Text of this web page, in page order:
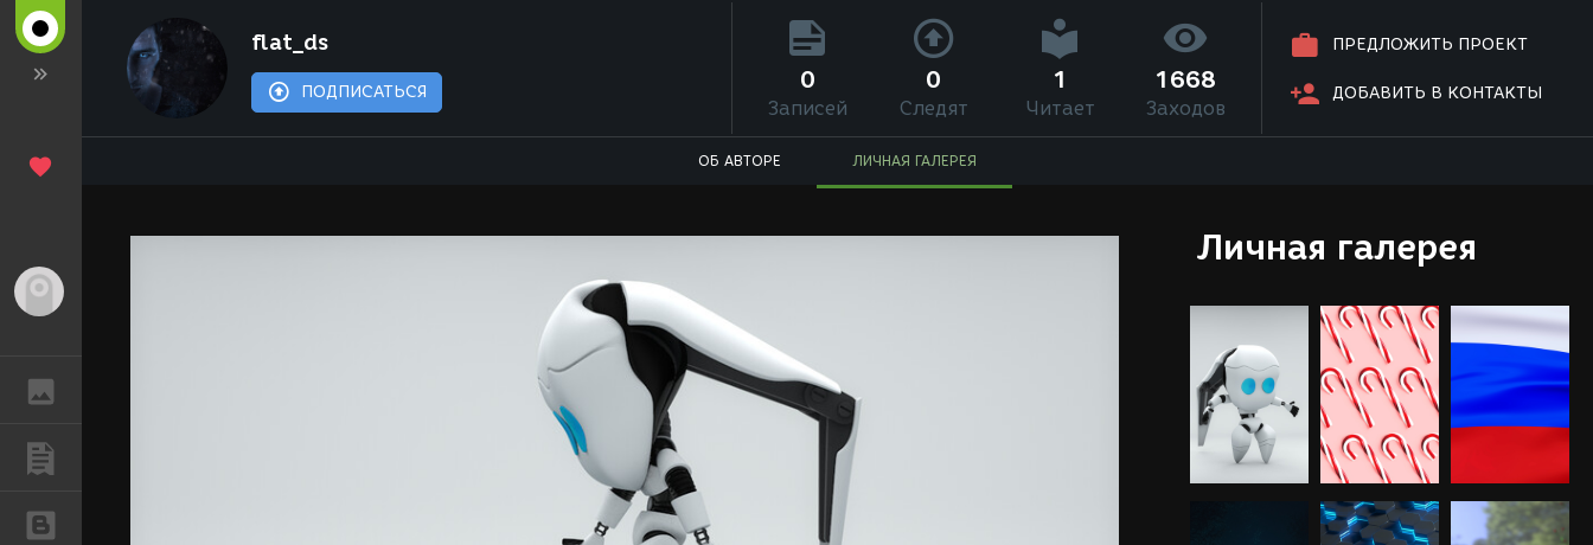
flat_ds
ПОДПИСАТЬСЯ
ПРЕДЛОЖИТЬ ПРОЕКТ
ДОБАВИТЬ В КОНТАКТЫ
0
Записей
0
Следят
1
Читает
1668
Заходов
ОБ АВТОРЕ ЛИЧНАЯ ГАЛЕРЕЯ
Личная галерея